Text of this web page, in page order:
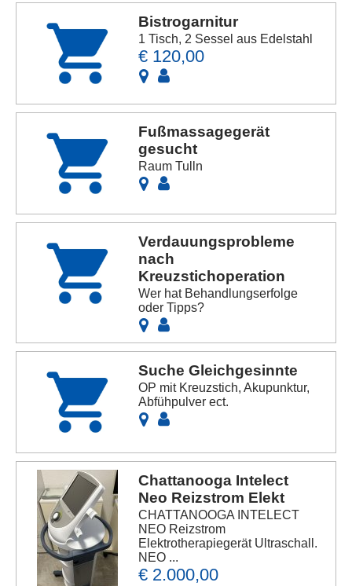
Bistrogarnitur
1 Tisch, 2 Sessel aus Edelstahl
€ 120,00
Fußmassagegerät
gesucht
Raum Tulln
Verdauungsprobleme
nach
Kreuzstichoperation
Wer hat Behandlungserfolge
oder Tipps?
Suche Gleichgesinnte
OP mit Kreuzstich, Akupunktur,
Abfühpulver ect.
Chattanooga Intelect
Neo Reizstrom Elekt
CHATTANOOGA INTELECT
NEO Reizstrom
Elektrotherapiegerät Ultraschall.
NEO ...
€ 2.000,00